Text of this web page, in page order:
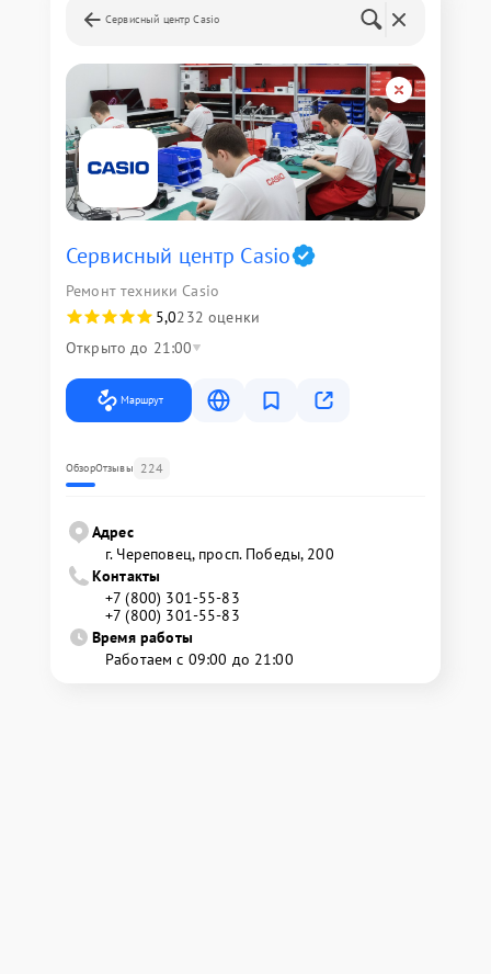
Сервисный центр Casio
Сервисный центр Casio
Ремонт техники Casio
5,0232 оценки
Открыто до 21:00
Маршрут
ОбзорОтзывы 224
Адрес
г. Череповец, просп. Победы, 200
Контакты
+7 (800) 301-55-83
+7 (800) 301-55-83
Время работы
Работаем с 09:00 до 21:00